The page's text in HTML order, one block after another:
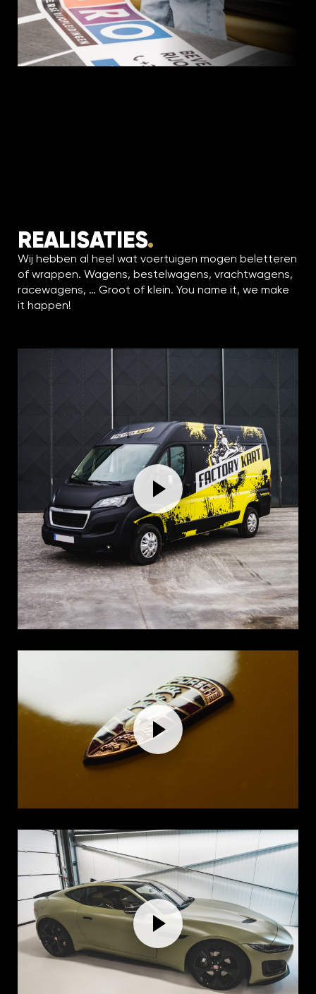
REALISATIES.
Wij hebben al heel wat voertuigen mogen beletteren
of wrappen. Wagens, bestelwagens, vrachtwagens,
racewagens, … Groot of klein. You name it, we make
it happen!